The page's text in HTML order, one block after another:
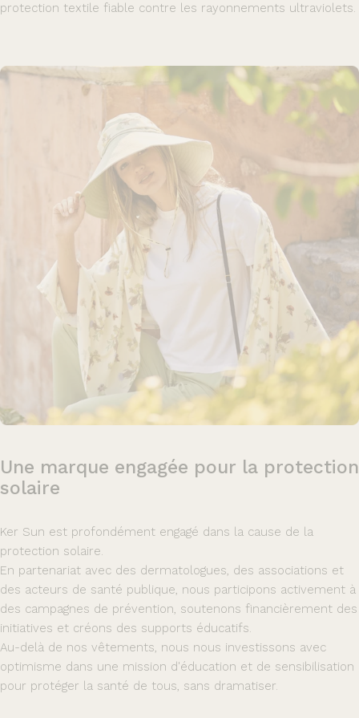
protection textile fiable contre les rayonnements ultraviolets.
Une marque engagée pour la protection
solaire
Ker Sun est profondément engagé dans la cause de la
protection solaire.
En partenariat avec des dermatologues, des associations et
des acteurs de santé publique, nous participons activement à
des campagnes de prévention, soutenons financièrement des
initiatives et créons des supports éducatifs.
Au-delà de nos vêtements, nous nous investissons avec
optimisme dans une mission d'éducation et de sensibilisation
pour protéger la santé de tous, sans dramatiser.